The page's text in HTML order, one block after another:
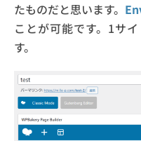
たものだと思います。
ことが可能です。1サ
す。